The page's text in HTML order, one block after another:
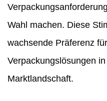
Wahl machen. Diese
wachsende Präferenz
Verpackungslösungen
Marktlandschaft.